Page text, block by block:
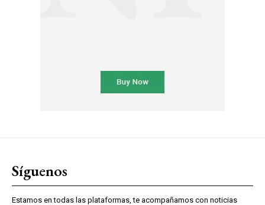
Síguenos
Estamos en todas las plataformas, te acompañamos con noticias